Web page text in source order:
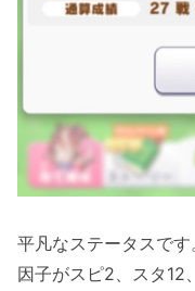
平凡なステータスです
因子がスピ2、スタ12